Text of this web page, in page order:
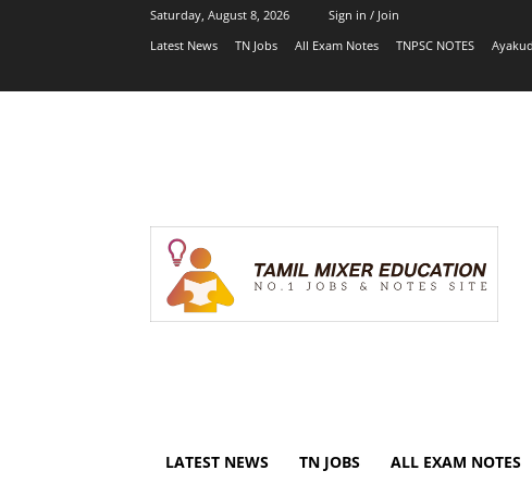
Saturday, August 8, 2026
Sign in / Join
Latest News
TN Jobs All Exam Notes TNPSC NOTES
LATEST NEWS TN JOBS ALL EXAM NOTES